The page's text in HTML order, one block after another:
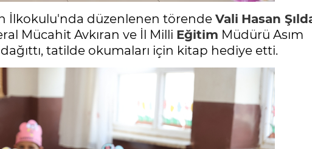
İlkokulu'nda düzenlenen törende Vali Hasan
Mücahit Avkıran ve İl Milli Eğitim Müdürü Asım
dağıttı, tatilde okumaları için kitap hediye etti.